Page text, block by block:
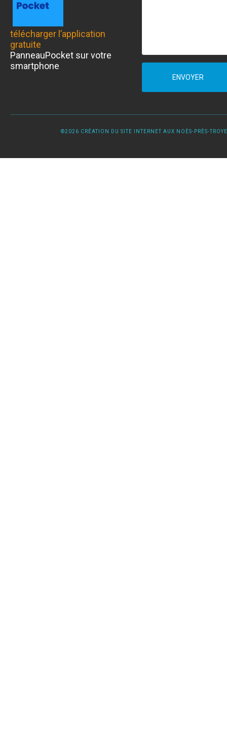
télécharger l’application
gratuite
PanneauPocket sur votre
smartphone
ENVOYER
©2026 CRÉATION DU SITE INTERNET AUX NOËS-PRÈS-